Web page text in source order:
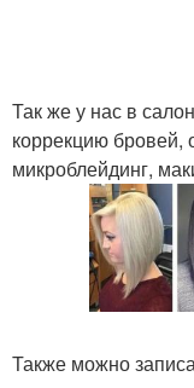
Так же у нас в
коррекцию бровей,
микроблейдинг,
Также можно